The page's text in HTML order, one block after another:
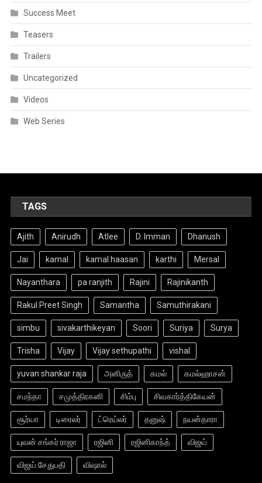
Success Meet
Teasers
Trailers
Uncategorized
Videos
Web Series
TAGS
Ajith Anirudh Atlee D. Imman Dhanush
Jai kamal kamal haasan karthi Mersal
Nayanthara pa ranjith Rajini Rajinikanth
Rakul Preet Singh Samantha Samuthirakani
simbu sivakarthikeyan Soori Suriya Surya
Trisha Vijay Vijay sethupathi vishal
yuvan shankar raja அனிருத் கமல் கமல்ஹாசன்
சமந்தா சமுத்திரகனி சிம்பு சிவகார்த்திகேயன்
சூர்யா டிரைலர் ட்ரெய்லர் தனுஷ் நயன்தாரா
யுவன் சங்கர் ராஜா ரஜினி ரஜினிகாந்த் விஜய்
விஜய் சேதுபதி விஷால்